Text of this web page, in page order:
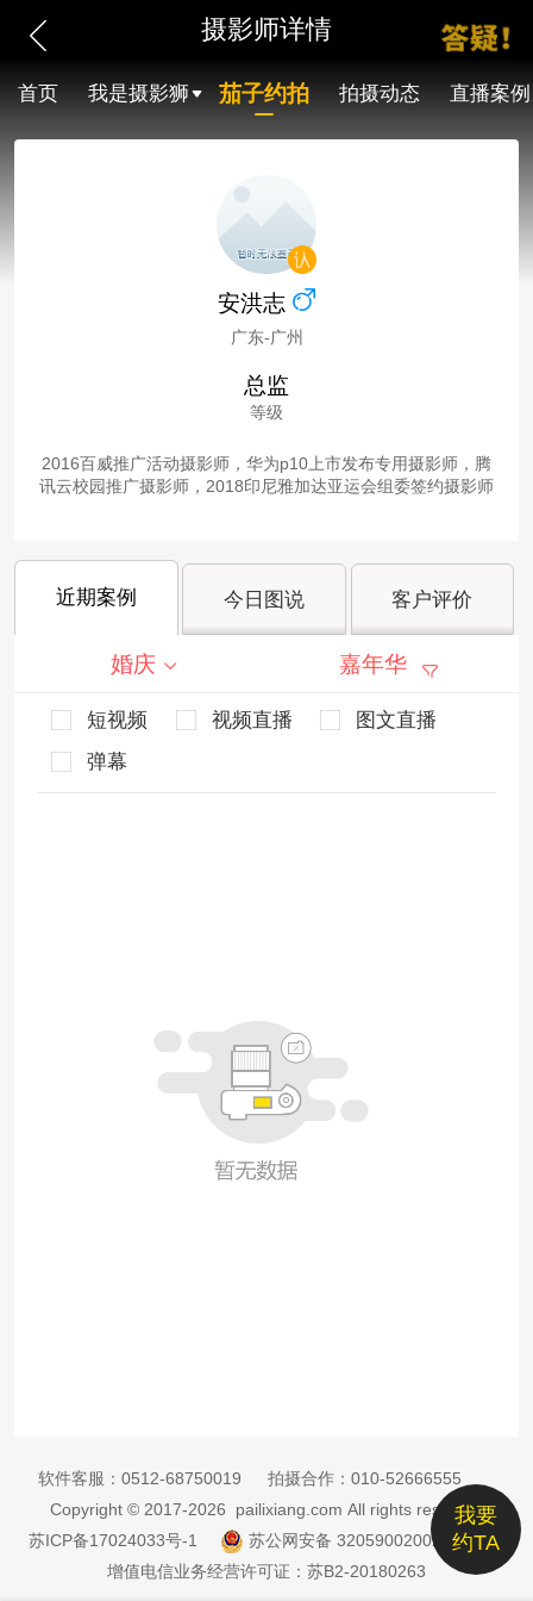
摄影师详情
首页 我是摄影狮 茄子约拍 拍摄动态 直播案例
安洪志
广东-广州
总监
等级
2016百威推广活动摄影师，华为p10上市发布专用摄影师，腾
讯云校园推广摄影师，2018印尼雅加达亚运会组委签约摄影师
近期案例 今日图说 客户评价
婚庆 嘉年华
短视频 视频直播
图文直播
弹幕
我要
约TA
软件客服： 0512-68750019 拍摄合作： 010-52666555
Copyright © 2017-2026 pailixiang.com All rights reserved
苏ICP备17024033号-1
苏公网安备 32059002002885号
增值电信业务经营许可证：苏B2-20180263